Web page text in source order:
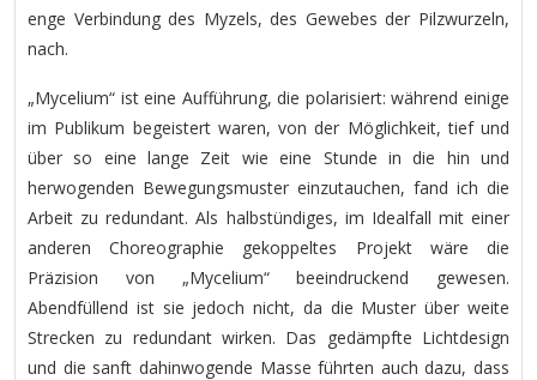
enge Verbindung des Myzels, des Gewebes der Pilzwurzeln,
nach.
„Mycelium“ ist eine Aufführung, die polarisiert: während einige
im Publikum begeistert waren, von der Möglichkeit, tief und
über so eine lange Zeit wie eine Stunde in die hin und
herwogenden Bewegungsmuster einzutauchen, fand ich die
Arbeit zu redundant. Als halbstündiges, im Idealfall mit einer
anderen Choreographie gekoppeltes Projekt wäre die
Präzision von „Mycelium“ beeindruckend gewesen.
Abendfüllend ist sie jedoch nicht, da die Muster über weite
Strecken zu redundant wirken. Das gedämpfte Lichtdesign
und die sanft dahinwogende Masse führten auch dazu, dass